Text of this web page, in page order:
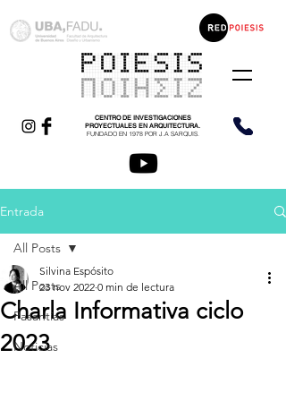
CENTRO DE INVESTIGACIONES
PROYECTUALES EN ARQUITECTURA.
FUNDADO EN 1978 POR J.A SARQUIS.
Entrada
All Posts
Pasantías
Noticias
All Posts
Charla Informativa ciclo
2023
Silvina Espósito
23 nov 2022 0 min de lectura